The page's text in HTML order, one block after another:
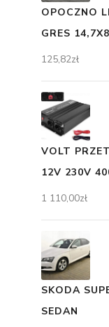
OPOCZNO
GRES
125,82zł
VOLT
12V 230V
1 110,00zł
SKODA
SEDAN